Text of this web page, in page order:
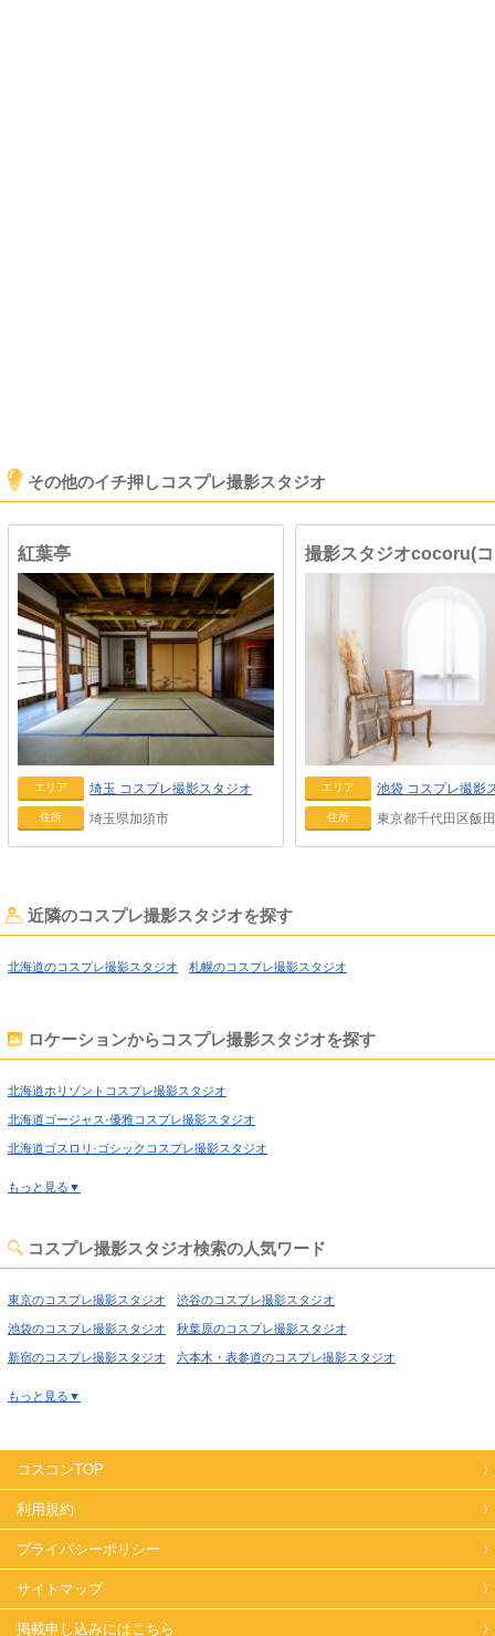
その他のイチ押しコスプレ撮影スタジオ
紅葉亭
エリア 埼玉 コスプレ撮影スタジオ
住所 埼玉県加須市
撮影スタジオcocoru(
エリア 池袋 コスプレ撮影
住所 東京都千代田区飯
近隣のコスプレ撮影スタジオを探す
北海道のコスプレ撮影スタジオ 札幌のコスプレ撮影スタジオ
ロケーションからコスプレ撮影スタジオを探す
北海道ホリゾントコスプレ撮影スタジオ
北海道ゴージャス·優雅コスプレ撮影スタジオ
北海道ゴスロリ·ゴシックコスプレ撮影スタジオ
北海道庭·ガーデン·庭園コスプレ撮影スタジオ
北海道猫足·バスタブコスプレ撮影スタジオ
北海道アイドルステージコスプレ撮影スタジオ
北海道大正ロマン·昭和レトロコスプレ撮影スタジオ
北海道ヴィンテージ風コスプレ撮影スタジオ
北海道カフェ·レストラン·バーコスプレ撮影スタジオ
北海道教室·学校コスプレ撮影スタジオ
北海道キッチンスタジオコスプレ撮影スタジオ
北海道サイバー·SF近未来コスプレ撮影スタジオ 北海道自然光コスプレ撮影スタジオ
もっと見る▼
コスプレ撮影スタジオ検索の人気ワード
東京のコスプレ撮影スタジオ 渋谷のコスプレ撮影スタジオ
池袋のコスプレ撮影スタジオ 秋葉原のコスプレ撮影スタジオ
新宿のコスプレ撮影スタジオ 六本木・表参道のコスプレ撮影スタジオ
上野のコスプレ撮影スタジオ
日暮里のコスプレ撮影スタジオ
飯田橋のコスプレ撮影スタジオ 北千住のコスプレ撮影スタジオ
世田谷のコスプレ撮影スタジオ
蒲田のコスプレ撮影スタジオ
もっと見る▼
コスコンTOP
利用規約
プライバシーポリシー
サイトマップ
掲載申し込みにはこちら